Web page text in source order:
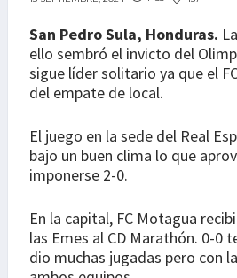
San Pedro Sula, Honduras.
ello sembró el invicto del
sigue líder solitario ya que el
del empate de local.
El juego en la sede del Real
bajo un buen clima lo que
imponerse 2-0.
En la capital, FC Motagua
las Emes al CD Marathón. 0-0
dio muchas jugadas pero con